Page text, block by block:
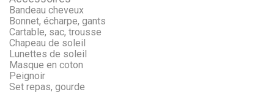
Bandeau cheveux
Bonnet, écharpe, gants
Cartable, sac, trousse
Chapeau de soleil
Lunettes de soleil
Masque en coton
Peignoir
Set repas, gourde